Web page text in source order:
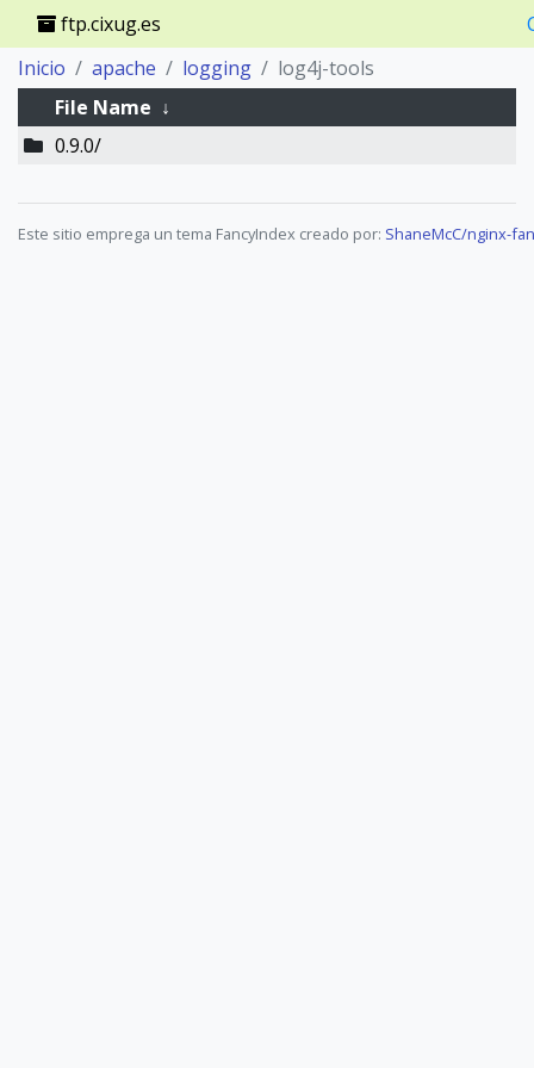
ftp.cixug.es
Inicio
apache logging
log4j-tools
File Name ↓
0.9.0/
Este sitio emprega un tema FancyIndex creado por: ShaneMcC/nginx-